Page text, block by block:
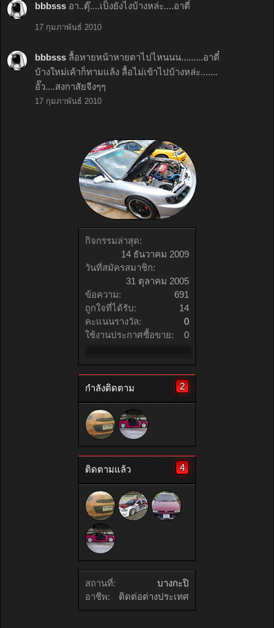
กิจกรรมล่าสุด:
14 ธันวาคม 2009
วันที่สมัครสมาชิก:
31 ตุลาคม 2005
ข้อความ:
691
ถูกใจที่ได้รับ:
14
คะแนนรางวัล:
0
ใช้งานประกาศซื้อขาย:
0
กำลังติดตาม 2
ติดตามแล้ว 4
สถานที่:
บางกะปิ
อาชีพ:
ติดต่อต่างประเทศ
bbbsss อา..ตุ๊....เป็งยังไงบ้างหล่ะ....อาตี่
17 กุมภาพันธ์ 2010
bbbsss ลื้อหายหน้าหายตาไปไหนนน.........อาตี๋
บ้างใหม่เค้าก็ทามแล้ง ลื้อไม่เข้าไปบ้างหล่ะ.......
อั๊ว....สงกาสัยจีงๆๆ
17 กุมภาพันธ์ 2010